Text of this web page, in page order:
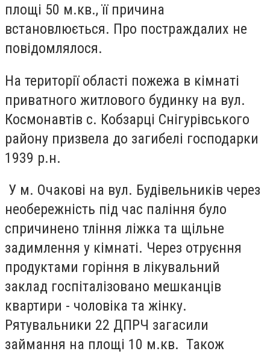
площі 50 м.кв., її причина
встановлюється. Про постраждалих не
повідомлялося.
На території області пожежа в кімнаті
приватного житлового будинку на вул.
Космонавтів с. Кобзарці Снігурівського
району призвела до загибелі господарки
1939 р.н.
У м. Очакові на вул. Будівельників через
необережність під час паління було
спричинено тління ліжка та щільне
задимлення у кімнаті. Через отруєння
продуктами горіння в лікувальний
заклад госпіталізовано мешканців
квартири - чоловіка та жінку.
Рятувальники 22 ДПРЧ загасили
займання на площі 10 м.кв. Також